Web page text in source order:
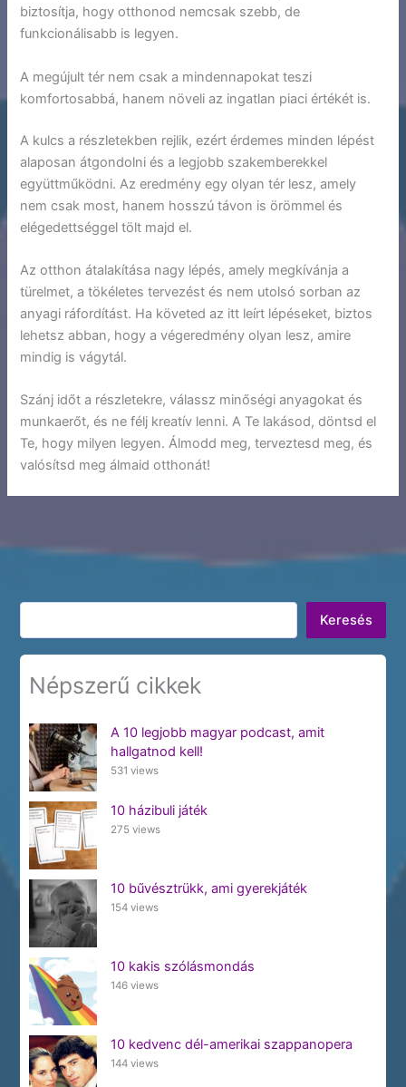
biztosítja, hogy otthonod nemcsak szebb, de
funkcionálisabb is legyen.
A megújult tér nem csak a mindennapokat teszi
komfortosabbá, hanem növeli az ingatlan piaci értékét is.
A kulcs a részletekben rejlik, ezért érdemes minden lépést
alaposan átgondolni és a legjobb szakemberekkel
együttműködni. Az eredmény egy olyan tér lesz, amely
nem csak most, hanem hosszú távon is örömmel és
elégedettséggel tölt majd el.
Az otthon átalakítása nagy lépés, amely megkívánja a
türelmet, a tökéletes tervezést és nem utolsó sorban az
anyagi ráfordítást. Ha követed az itt leírt lépéseket, biztos
lehetsz abban, hogy a végeredmény olyan lesz, amire
mindig is vágytál.
Szánj időt a részletekre, válassz minőségi anyagokat és
munkaerőt, és ne félj kreatív lenni. A Te lakásod, döntsd el
Te, hogy milyen legyen. Álmodd meg, terveztesd meg, és
valósítsd meg álmaid otthonát!
Keresés
Keresés
Népszerű cikkek
A 10 legjobb magyar podcast, amit
hallgatnod kell!
531 views
10 házibuli játék
275 views
10 bűvésztrükk, ami gyerekjáték
154 views
10 kakis szólásmondás
146 views
10 kedvenc dél-amerikai szappanopera
144 views